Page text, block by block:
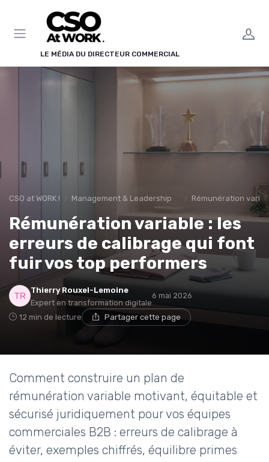
LE MÉDIA DU DIRECTEUR COMMERCIAL
CSO at WORK ! Management & Leadership Commercial Rémunération
Rémunération variable : les
erreurs de calibrage qui font
fuir vos top performers
Thierry Rouxel-Lemoine
Expert en transformation digitale
6 mai 2026
12 min de lecture Partager cette page
Comment construire un plan de
rémunération variable motivant, équitable et
sécurisé juridiquement pour vos équipes
commerciales B2B : erreurs de calibrage à
éviter, exemples chiffrés, équilibre primes